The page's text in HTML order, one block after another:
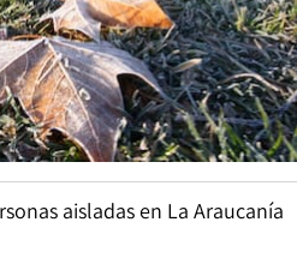
aisladas en La Araucanía